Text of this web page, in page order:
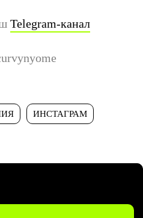
Telegram-канал
ИНСТАГРАМ